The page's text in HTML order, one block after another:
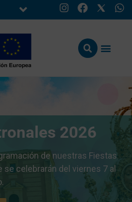
2026
de nuestras Fiestas
se celebrarán del viernes 7 al